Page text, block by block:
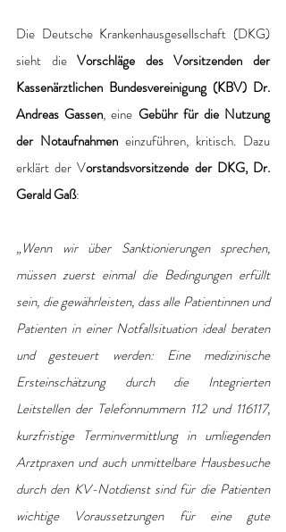
Die Deutsche Krankenhausgesellschaft (DKG)
sieht die Vorschläge des Vorsitzenden der
Kassenärztlichen Bundesvereinigung (KBV) Dr.
Andreas Gassen, eine Gebühr für die Nutzung
der Notaufnahmen einzuführen, kritisch. Dazu
erklärt der Vorstandsvorsitzende der DKG, Dr.
Gerald Gaß:
„Wenn wir über Sanktionierungen sprechen,
müssen zuerst einmal die Bedingungen erfüllt
sein, die gewährleisten, dass alle Patientinnen und
Patienten in einer Notfallsituation ideal beraten
und gesteuert werden: Eine medizinische
Ersteinschätzung durch die Integrierten
Leitstellen der Telefonnummern 112 und 116117,
kurzfristige Terminvermittlung in umliegenden
Arztpraxen und auch unmittelbare Hausbesuche
durch den KV-Notdienst sind für die Patienten
wichtige Voraussetzungen für eine gute